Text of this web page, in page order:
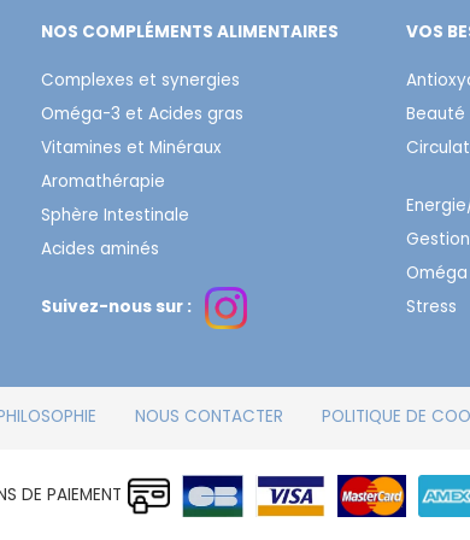
NOS COMPLÉMENTS ALIMENTAIRES
Complexes et synergies
Oméga-3 et Acides gras
Vitamines et Minéraux
Aromathérapie
Sphère Intestinale
Acides aminés
Suivez-nous sur :
VOS
Beauté
Stress
NOUS CONTACTER POLITIQUE DE
DE PAIEMENT